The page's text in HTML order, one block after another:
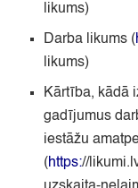
likums)
Darba likums (
likums)
Kārtība, kādā
gadījumus
iestāžu
(https://